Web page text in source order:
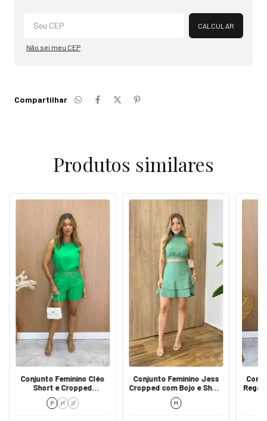
Alterar CEP
CALCULAR
Não sei meu CEP
Compartilhar
Produtos similares
Conjunto Feminino Cléo
Short e Cropped
Alongado Verde
P M G
Conjunto Feminino Jess
Cropped com Bojo e Short
Saia Camadas Verde
M